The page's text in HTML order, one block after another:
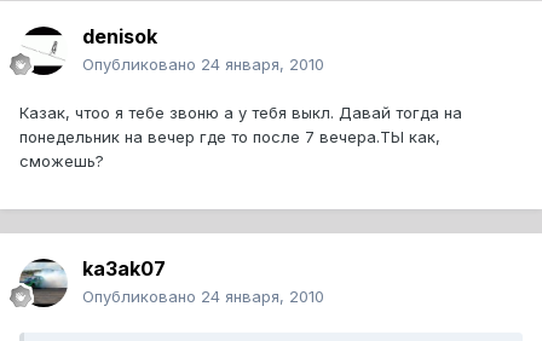
denisok
Опубликовано 24 января, 2010
Казак, чтоо я тебе звоню а у тебя выкл. Давай тогда на
понедельник на вечер где то после 7 вечера.ТЫ как,
сможешь?
ka3ak07
Опубликовано 24 января, 2010